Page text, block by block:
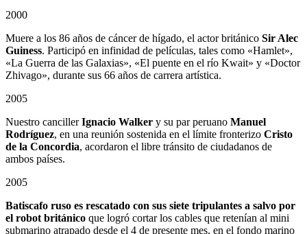
2000
Muere a los 86 años de cáncer de hígado, el actor británico Sir Alec
Guiness. Participó en infinidad de películas, tales como «Hamlet»,
«La Guerra de las Galaxias», «El puente en el río Kwait» y «Doctor
Zhivago», durante sus 66 años de carrera artística.
2005
Nuestro cancillerIgnacio Walker y su par peruano Manuel
Rodríguez, en una reunión sostenida en el límite fronterizo Cristo
de la Concordia, acordaron el libre tránsito de ciudadanos de
ambos países.
2005
Batiscafo ruso es rescatado con sus siete tripulantes a salvo por
el robot británico que logró cortar los cables que retenían al mini
submarino atrapado desde el 4 de presente mes, en el fondo marino